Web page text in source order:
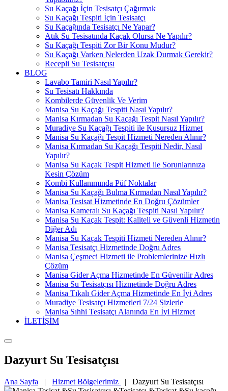
Su Kaçağı İçin Tesisatçı Çağırmak
Su Kaçağı Tespiti İçin Tesisatçı
Su Kaçağında Tesisatçı Ne Yapar?
Atık Su Tesisatında Kaçak Olursa Ne Yapılır?
Su Kaçağı Tespiti Zor Bir Konu Mudur?
Su Kaçağı Varken Nelerden Uzak Durmak Gerekir?
Recepli Su Tesisatçısı
BLOG
Lavabo Tamiri Nasıl Yapılır?
Su Tesisatı Hakkında
Kombilerde Güvenlik Ve Verim
Manisa Su Kaçağı Tespiti Nasıl Yapılır?
Manisa Kırmadan Su Kaçağı Tespit Nasıl Yapılır?
Muradiye Su Kaçağı Tespiti ile Kusursuz Hizmet
Manisa Su Kaçağı Tespit Hizmeti Nereden Alınır?
Manisa Kırmadan Su Kaçağı Tespiti Nedir, Nasıl
Yapılır?
Manisa Su Kaçak Tespit Hizmeti ile Sorunlarınıza
Kesin Çözüm
Kombi Kullanımında Püf Noktalar
Manisa Su Kaçağı Bulma Kırmadan Nasıl Yapılır?
Manisa Tesisat Hizmetinde En Doğru Çözümler
Manisa Kameralı Su Kaçağı Tespiti Nasıl Yapılır?
Manisa Su Kaçak Tespit: Kaliteli ve Güvenli Hizmetin
Diğer Adı
Manisa Su Kaçak Tespiti Hizmeti Nereden Alınır?
Manisa Tesisatçı Hizmetinde Doğru Adres
Manisa Çeşmeci Hizmeti ile Problemlerinize Hızlı
Çözüm
Manisa Gider Açma Hizmetinde En Güvenilir Adres
Manisa Su Tesisatçısı Hizmetinde Doğru Adres
Manisa Tıkalı Gider Açma Hizmetinde En İyi Adres
Muradiye Tesisatçı Hizmetleri 7/24 Sizlerle
Manisa Sıhhi Tesisatçı Alanında En İyi Hizmet
İLETİŞİM
Dazyurt Su Tesisatçısı
Ana Sayfa | Hizmet Bölgelerimiz | Dazyurt Su Tesisatçısı